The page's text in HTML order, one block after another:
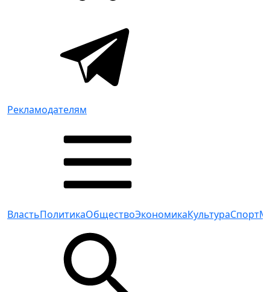
Рекламодателям
ВластьПолитикаОбществоЭкономикаКультураСпорт